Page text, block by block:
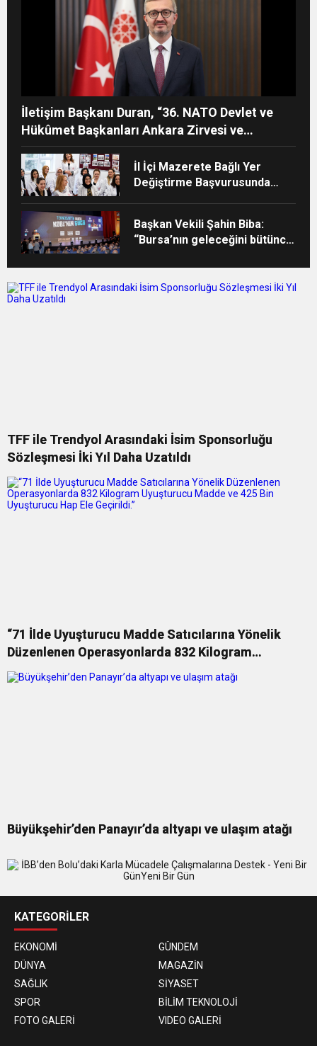
Teklifi mesajı
İletişim Başkanı Duran, “36. NATO Devlet ve
Hükûmet Başkanları Ankara Zirvesi ve
Türkiye’nin Stratejik İletişimi” başlıklı makale
kaleme aldı
İl İçi Mazerete Bağlı Yer
Değiştirme Başvurusunda
Başkan Vekili Şahin Biba:
“Bursa’nın geleceğini bütüncül
TFF ile Trendyol Arasındaki İsim Sponsorluğu
Sözleşmesi İki Yıl Daha Uzatıldı
“71 İlde Uyuşturucu Madde Satıcılarına Yönelik
Düzenlenen Operasyonlarda 832 Kilogram
Uyuşturucu Madde ve 425 Bin Uyuşturucu Hap Ele
Geçirildi.”
Büyükşehir’den Panayır’da altyapı ve ulaşım atağı
KATEGORİLER
EKONOMİ
GÜNDEM
DÜNYA
MAGAZİN
SAĞLIK
SİYASET
SPOR
BİLİM TEKNOLOJİ
FOTO GALERİ
VIDEO GALERİ